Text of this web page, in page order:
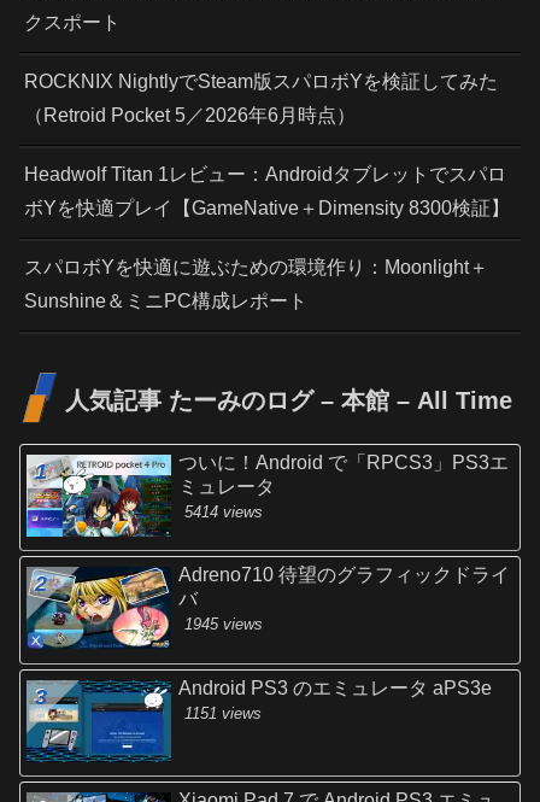
クスポート
ROCKNIX NightlyでSteam版スパロボYを検証してみた
（Retroid Pocket 5／2026年6月時点）
Headwolf Titan 1レビュー：Androidタブレットでスパロ
ボYを快適プレイ【GameNative＋Dimensity 8300検証】
スパロボYを快適に遊ぶための環境作り：Moonlight＋
Sunshine＆ミニPC構成レポート
人気記事 たーみのログ – 本館 – All Time
ついに！Android で「RPCS3」PS3エ
ミュレータ
5414 views
Adreno710 待望のグラフィックドライ
バ
1945 views
Android PS3 のエミュレータ aPS3e
1151 views